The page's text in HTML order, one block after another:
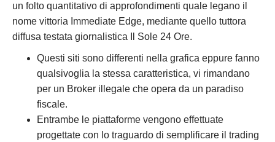
un folto quantitativo di approfondimenti quale legano il
nome vittoria Immediate Edge, mediante quello tuttora
diffusa testata giornalistica Il Sole 24 Ore.
Questi siti sono differenti nella grafica eppure fanno
qualsivoglia la stessa caratteristica, vi rimandano
per un Broker illegale che opera da un paradiso
fiscale.
Entrambe le piattaforme vengono effettuate
progettate con lo traguardo di semplificare il trading